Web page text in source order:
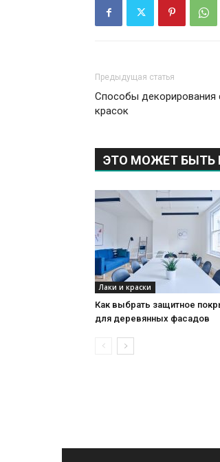
Предыдущая статья
Способы
красок
ЭТО МОЖЕТ БЫТЬ
Лаки и краски
Как выбрать защитное
для деревянных фасадов